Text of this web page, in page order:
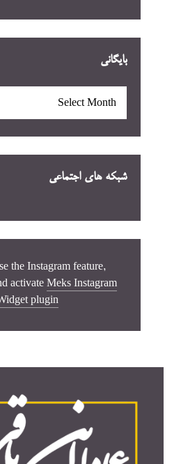
بایگانی
شبکه های اجتماعی
the Instagram feature,
activate Meks Instagram
plugin